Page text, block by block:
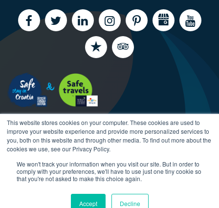
This website stores cookies on your computer. These cookies are used to
improve your website experience and provide more personalized services to
you, both on this website and through other media. To find out more about the
cookies we use, see our Privacy Policy.
We won't track your information when you visit our site. But in order to
comply with your preferences, we'll have to use just one tiny cookie so
that you're not asked to make this choice again.
Accept Decline
Copyright CroatiaCharter.com, 2003-2026 All rights
reserved.